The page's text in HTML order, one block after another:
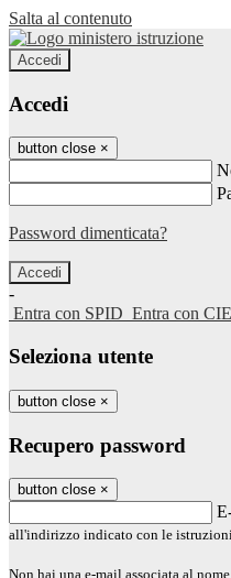
Salta al contenuto
Accedi
Accedi
button close ×
Password dimenticata?
-
Entra con SPID Entra con CIE
Seleziona utente
button close ×
Recupero password
button close ×
all'indirizzo indicato con le istruzioni
Non hai una e-mail associata al